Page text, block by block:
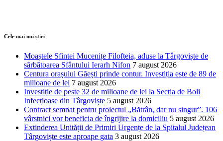
Cele mai noi știri
Moaștele Sfintei Mucenițe Filofteia, aduse la Târgoviște de
sărbătoarea Sfântului Ierarh Nifon 7 august 2026
Centura orașului Găești prinde contur. Investiția este de 89 de
milioane de lei 7 august 2026
Investiție de peste 32 de milioane de lei la Secția de Boli
Infecțioase din Târgoviște 5 august 2026
Contract semnat pentru proiectul „Bătrân, dar nu singur”. 106
vârstnici vor beneficia de îngrijire la domiciliu 5 august 2026
Extinderea Unității de Primiri Urgențe de la Spitalul Județean
Târgoviște este aproape gata 3 august 2026